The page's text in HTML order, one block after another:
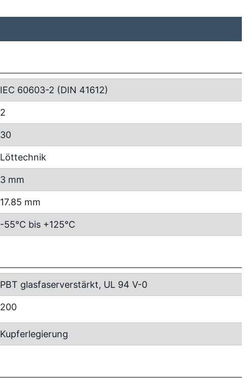
IEC 60603-2 (DIN 41612)
2
30
Löttechnik
3 mm
17.85 mm
-55°C bis +125°C
PBT glasfaserverstärkt, UL 94 V-0
200
Kupferlegierung